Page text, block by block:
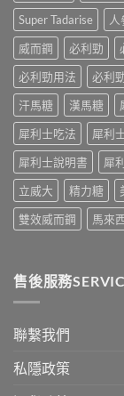
中
中
常
見
因
及
應
之
道〉
中
Super Tadarise
威而鋼
必利勁
必利勁用法
必利
汗馬糖
漢馬糖
犀利士吃法
犀利
犀利士說明書
犀
立威大
精力糖
雙效威而鋼
馬來
售後服務
聯繫我們
私隱政策